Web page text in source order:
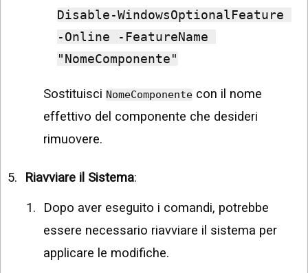
Disable-WindowsOptionalFeature
-Online -FeatureName
"NomeComponente"
Sostituisci NomeComponente con il nome
effettivo del componente che desideri
rimuovere.
Riavviare il Sistema:
Dopo aver eseguito i comandi, potrebbe
essere necessario riavviare il sistema per
applicare le modifiche.